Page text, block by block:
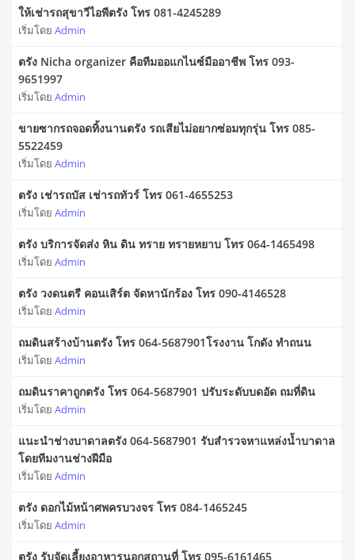
ให้เช่ารถสุขาวีไอพีตรัง โทร 081-4245289
เริ่มโดย Admin
ตรัง Nicha organizer คือทีมออแกไนซ์มืออาชีพ โทร 093-
9651997
เริ่มโดย Admin
ขายซากรถจอดทิ้งนานตรัง รถเสียไม่อยากซ่อมทุกรุ่น โทร 085-
5522459
เริ่มโดย Admin
ตรัง เช่ารถบัส เช่ารถทัวร์ โทร 061-4655253
เริ่มโดย Admin
ตรัง บริการจัดส่ง หิน ดิน ทราย ทรายหยาบ โทร 064-1465498
เริ่มโดย Admin
ตรัง วงดนตรี คอนเสิร์ต จัดหานักร้อง โทร 090-4146528
เริ่มโดย Admin
ถมดินสร้างบ้านตรัง โทร 064-5687901โรงงาน โกดัง ทำถนน
เริ่มโดย Admin
ถมดินราคาถูกตรัง โทร 064-5687901 ปรับระดับบดอัด ถมที่ดิน
เริ่มโดย Admin
แนะนำช่างบาดาลตรัง 064-5687901 รับสำรวจหาแหล่งน้ำบาดาล
โดยทีมงานช่างฝีมือ
เริ่มโดย Admin
ตรัง ดอกไม้หน้าศพครบวงจร โทร 084-1465245
เริ่มโดย Admin
ตรัง รับจัดเลี้ยงอาหารนอกสถานที่ โทร 095-6161465